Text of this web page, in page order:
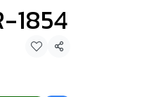
1854
แชร์